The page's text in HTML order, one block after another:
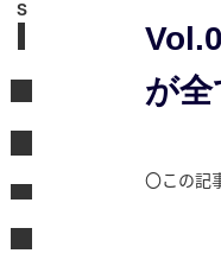
が全
〇この記
S